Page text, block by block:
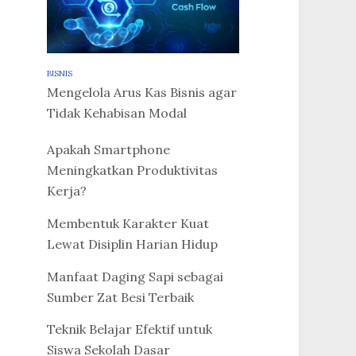
BISNIS
Mengelola Arus Kas Bisnis agar
Tidak Kehabisan Modal
Apakah Smartphone
Meningkatkan Produktivitas
Kerja?
Membentuk Karakter Kuat
Lewat Disiplin Harian Hidup
Manfaat Daging Sapi sebagai
Sumber Zat Besi Terbaik
Teknik Belajar Efektif untuk
Siswa Sekolah Dasar